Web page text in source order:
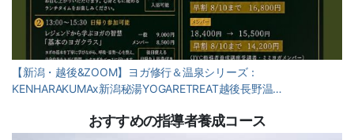
【新潟・越後&ZOOM】ヨガ修行＆温泉シリーズ：
KENHARAKUMAx新潟秘湯YOGARETREAT越後長野温…
おすすめの指導者養成コース